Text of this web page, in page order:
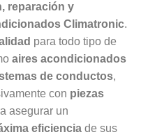
reparación y
Climatronic.
para todo tipo de
aires acondicionados
de conductos,
con piezas
asegurar un
eficiencia de sus